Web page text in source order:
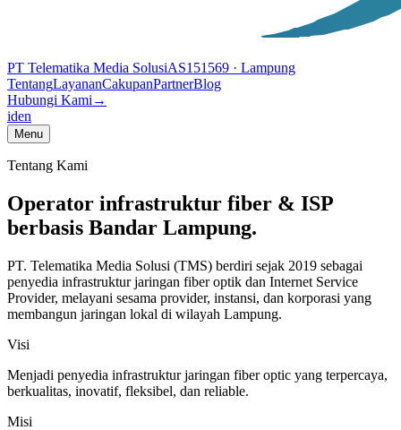
PT Telematika Media SolusiAS151569 · Lampung
TentangLayananCakupanPartnerBlog
Hubungi Kami →
iden
Menu
Tentang Kami
Operator infrastruktur fiber & ISP
berbasis Bandar Lampung.
PT. Telematika Media Solusi (TMS) berdiri sejak 2019 sebagai
penyedia infrastruktur jaringan fiber optik dan Internet Service
Provider, melayani sesama provider, instansi, dan korporasi yang
membangun jaringan lokal di wilayah Lampung.
Visi
Menjadi penyedia infrastruktur jaringan fiber optic yang terpercaya,
berkualitas, inovatif, fleksibel, dan reliable.
Misi